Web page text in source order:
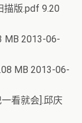
描版.pdf 9.20
MB 2013-06-
MB 2013-06-
看就会].邱庆